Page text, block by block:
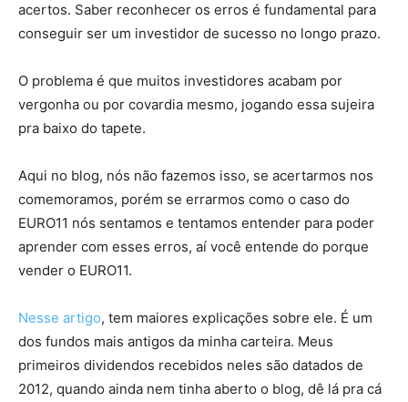
acertos. Saber reconhecer os erros é fundamental para
conseguir ser um investidor de sucesso no longo prazo.
O problema é que muitos investidores acabam por
vergonha ou por covardia mesmo, jogando essa sujeira
pra baixo do tapete.
Aqui no blog, nós não fazemos isso, se acertarmos nos
comemoramos, porém se errarmos como o caso do
EURO11 nós sentamos e tentamos entender para poder
aprender com esses erros, aí você entende do porque
vender o EURO11.
Nesse artigo, tem maiores explicações sobre ele. É um
dos fundos mais antigos da minha carteira. Meus
primeiros dividendos recebidos neles são datados de
2012, quando ainda nem tinha aberto o blog, dê lá pra cá